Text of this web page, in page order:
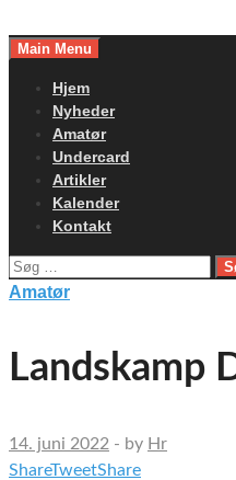
toMain Menu
Hjem
Nyheder
Amatør
Undercard
Artikler
Kalender
Kontakt
Søg
efter:
Amatør
Landskamp
14. juni 2022 - by Hr
ShareTweetShare